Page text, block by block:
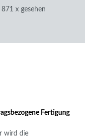
871 x gesehen
Fertigung
wird die